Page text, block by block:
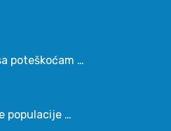
poteškoćam …
populacije …